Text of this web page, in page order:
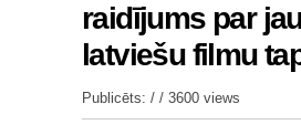
raidījums par
latviešu filmu
Publicēts: / / 3600 views